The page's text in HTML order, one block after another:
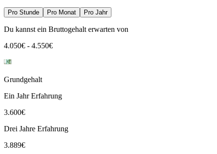
Pro Stunde Pro Monat Pro Jahr
Du kannst ein Bruttogehalt erwarten von
4.050€ - 4.550€
Grundgehalt
Ein Jahr Erfahrung
3.600€
Drei Jahre Erfahrung
3.889€